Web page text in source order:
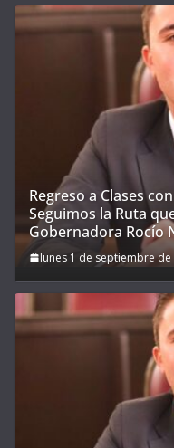
Regreso a Clases
Seguimos la Ruta
Gobernadora Rocío
lunes 1 de septiembre de